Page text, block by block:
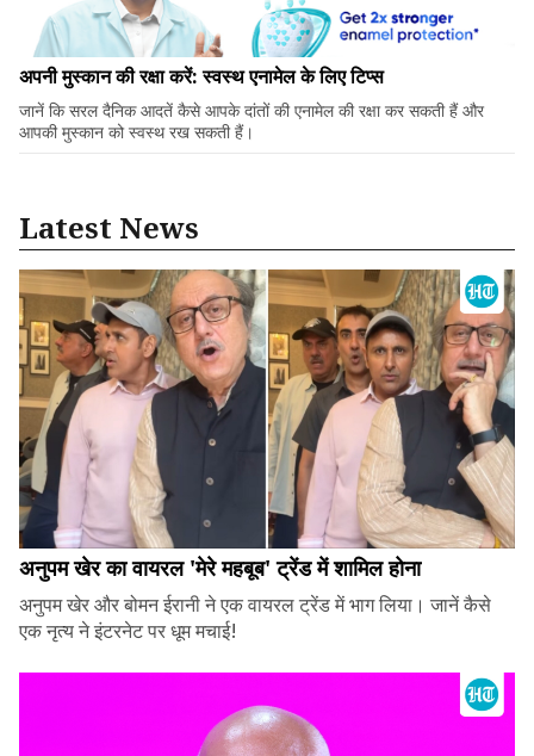
अपनी मुस्कान की रक्षा करें: स्वस्थ एनामेल के लिए टिप्स
जानें कि सरल दैनिक आदतें कैसे आपके दांतों की एनामेल की रक्षा कर सकती हैं और
आपकी मुस्कान को स्वस्थ रख सकती हैं।
Latest News
अनुपम खेर का वायरल 'मेरे महबूब' ट्रेंड में शामिल होना
अनुपम खेर और बोमन ईरानी ने एक वायरल ट्रेंड में भाग लिया। जानें कैसे
एक नृत्य ने इंटरनेट पर धूम मचाई!